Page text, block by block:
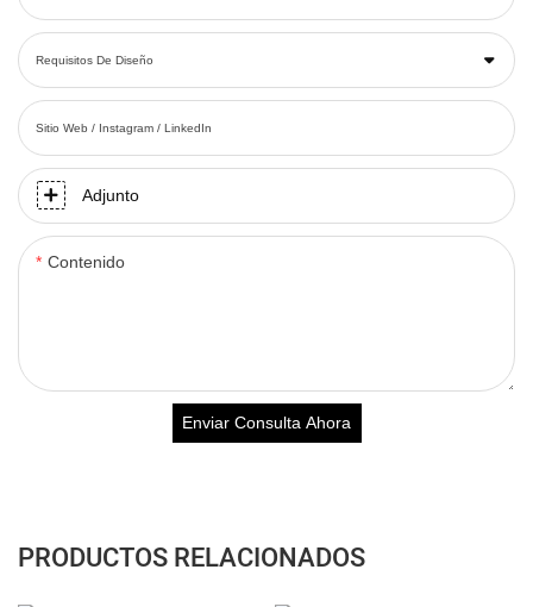
Requisitos De Diseño
Sitio Web / Instagram / LinkedIn
Adjunto
Contenido
Enviar Consulta Ahora
PRODUCTOS RELACIONADOS